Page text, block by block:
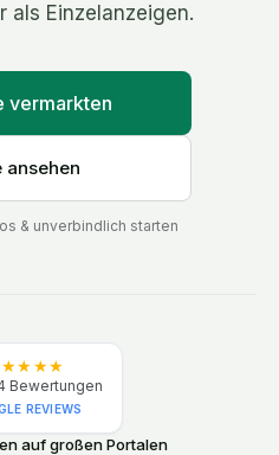
als Einzelanzeigen.
vermarkten
ansehen
& unverbindlich starten
Bewertungen
REVIEWS
auf großen Portalen